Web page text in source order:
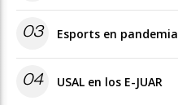
03 Esports en pandemia
04 USAL en los E-JUAR